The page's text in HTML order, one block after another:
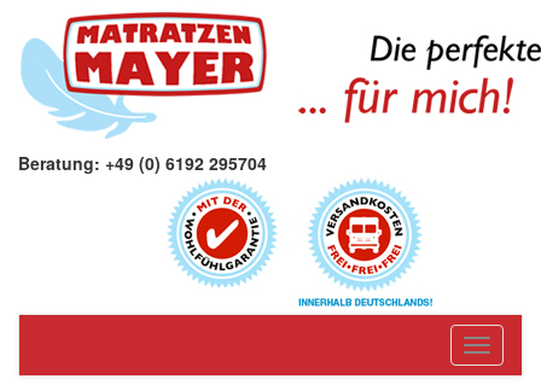
Beratung: +49 (0) 6192 295704
Toggle